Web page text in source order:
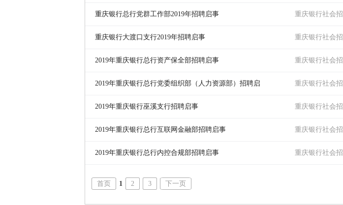
聘
重庆银行总行党群工作部2019年招聘启事 重庆银行社会招
聘
重庆银行大渡口支行2019年招聘启事 重庆银行社会招
聘
2019年重庆银行总行资产保全部招聘启事 重庆银行社会招
聘
2019年重庆银行总行党委组织部（人力资源部）招聘启
事
重庆银行社会招
聘
2019年重庆银行巫溪支行招聘启事 重庆银行社会招
聘
2019年重庆银行总行互联网金融部招聘启事 重庆银行社会招
聘
2019年重庆银行总行内控合规部招聘启事 重庆银行社会招
首页 1 2 3 下一页